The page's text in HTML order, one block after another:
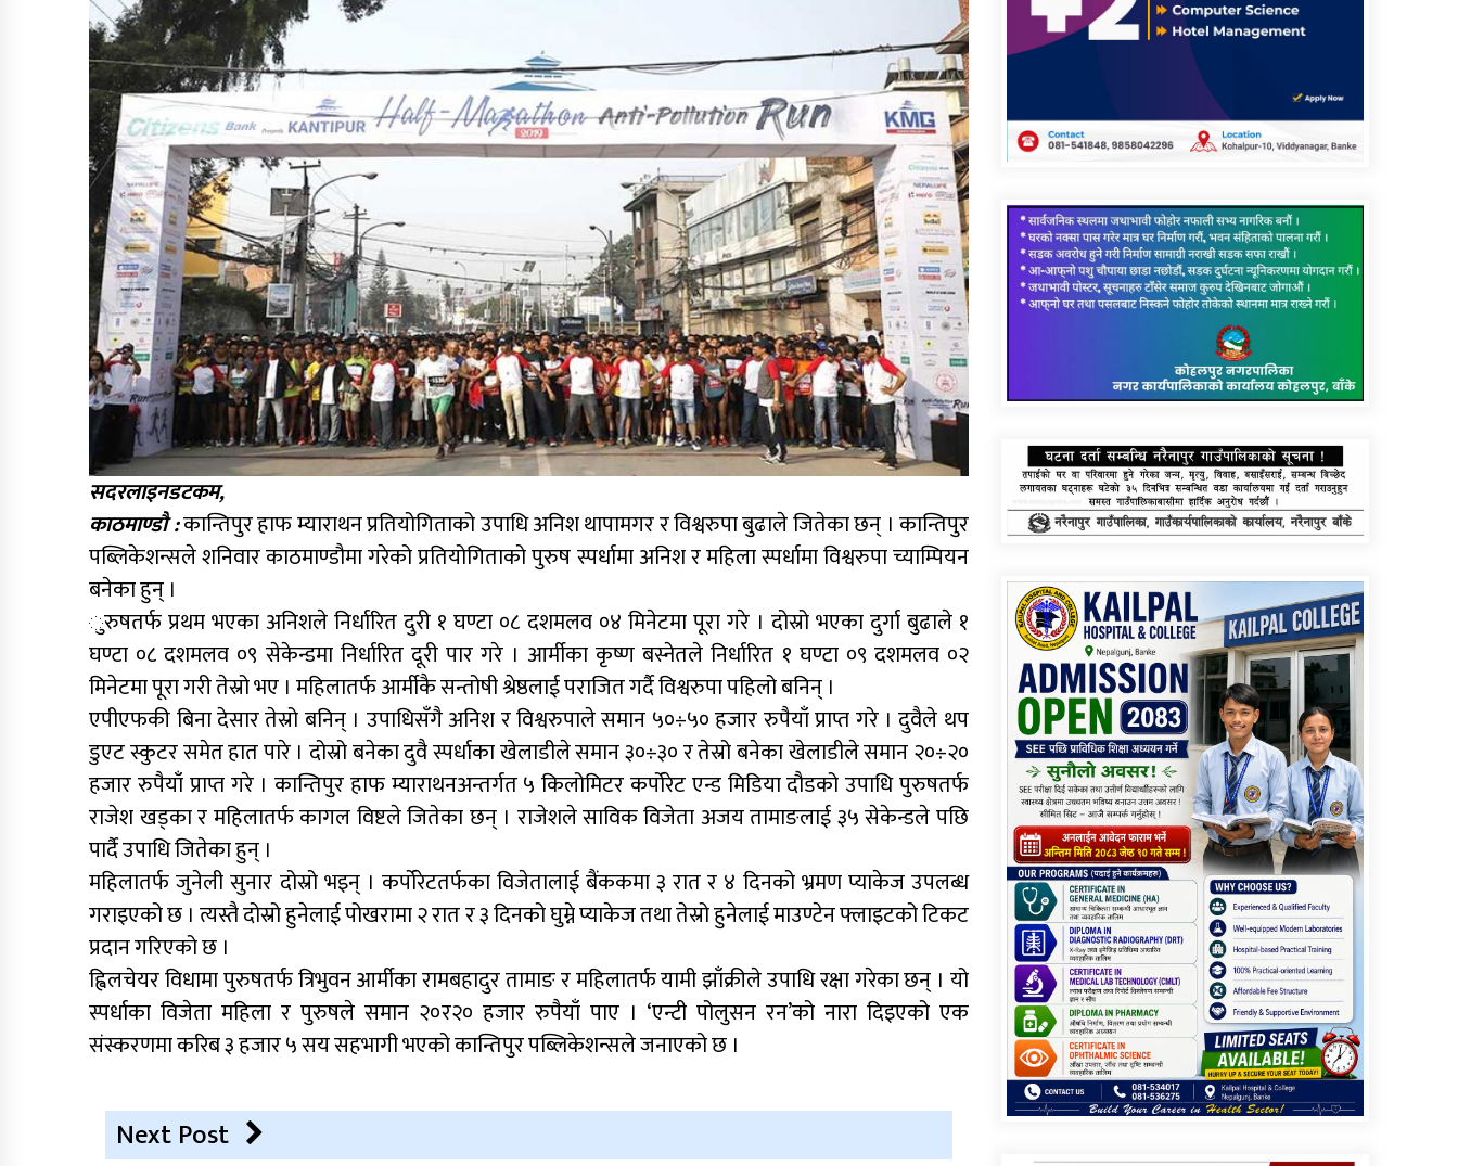
सदरलाइनडटकम,
काठमाण्डौ :कान्तिपुर हाफ म्याराथन प्रतियोगिताको उपाधि अनिश थापामगर र विश्वरुपा बुढाले जितेका छन् । कान्तिपुर
पब्लिकेशन्सले शनिवार काठमाण्डौमा गरेको प्रतियोगिताको पुरुष स्पर्धामा अनिश र महिला स्पर्धामा विश्वरुपा च्याम्पियन
बनेका हुन् ।
ुरुषतर्फ प्रथम भएका अनिशले निर्धारित दुरी १ घण्टा ०८ दशमलव ०४ मिनेटमा पूरा गरे । दोस्रो भएका दुर्गा बुढाले १
घण्टा ०८ दशमलव ०९ सेकेन्डमा निर्धारित दूरी पार गरे । आर्मीका कृष्ण बस्नेतले निर्धारित १ घण्टा ०९ दशमलव ०२
मिनेटमा पूरा गरी तेस्रो भए । महिलातर्फ आर्मीकै सन्तोषी श्रेष्ठलाई पराजित गर्दै विश्वरुपा पहिलो बनिन् ।
एपीएफकी बिना देसार तेस्रो बनिन् । उपाधिसँगै अनिश र विश्वरुपाले समान ५०÷५० हजार रुपैयाँ प्राप्त गरे । दुवैले थप
डुएट स्कुटर समेत हात पारे । दोस्रो बनेका दुवै स्पर्धाका खेलाडीले समान ३०÷३० र तेस्रो बनेका खेलाडीले समान २०÷२०
हजार रुपैयाँ प्राप्त गरे । कान्तिपुर हाफ म्याराथनअन्तर्गत ५ किलोमिटर कर्पोरेट एन्ड मिडिया दौडको उपाधि पुरुषतर्फ
राजेश खड्का र महिलातर्फ कागल विष्टले जितेका छन् । राजेशले साविक विजेता अजय तामाङलाई ३५ सेकेन्डले पछि
पार्दै उपाधि जितेका हुन् ।
महिलातर्फ जुनेली सुनार दोस्रो भइन् । कर्पोरेटतर्फका विजेतालाई बैंककमा ३ रात र ४ दिनको भ्रमण प्याकेज उपलब्ध
गराइएको छ । त्यस्तै दोस्रो हुनेलाई पोखरामा २ रात र ३ दिनको घुम्ने प्याकेज तथा तेस्रो हुनेलाई माउण्टेन फ्लाइटको टिकट
प्रदान गरिएको छ ।
ह्विलचेयर विधामा पुरुषतर्फ त्रिभुवन आर्मीका रामबहादुर तामाङ र महिलातर्फ यामी झाँक्रीले उपाधि रक्षा गरेका छन् । यो
स्पर्धाका विजेता महिला र पुरुषले समान २०र२० हजार रुपैयाँ पाए । ‘एन्टी पोलुसन रन’को नारा दिइएको एक
संस्करणमा करिब ३ हजार ५ सय सहभागी भएको कान्तिपुर पब्लिकेशन्सले जनाएको छ ।
Next Post